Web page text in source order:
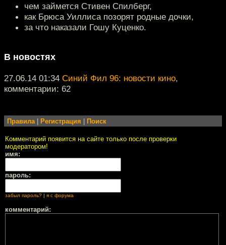
чем займется Стивен Спилберг,
как Брюса Уиллиса позорят родные дочки,
за что наказали Гошу Куценко.
В новостях
27.06.14 01:34 Синий Фил 96: новости кино,
комментарии: 62
Правила| Регистрация Поиск
Комментарий появится на сайте только после проверки
модератором!
имя:
пароль:
забыл пароль? | я с форума
комментарий: